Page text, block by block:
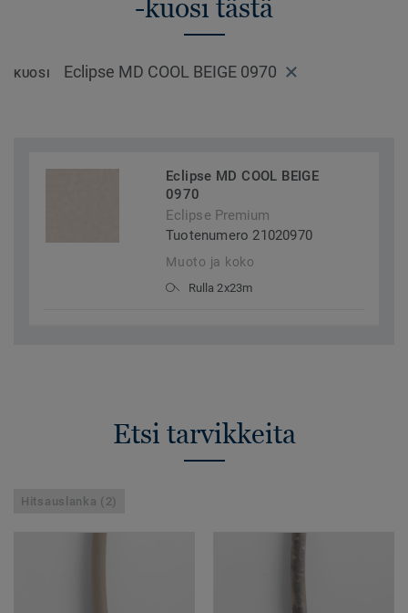
-kuosi tästä
KUOSI Eclipse MD COOL BEIGE 0970
Eclipse MD COOL BEIGE
0970
Eclipse Premium
Tuotenumero 21020970
Muoto ja koko
Rulla 2x23m
Etsi tarvikkeita
Hitsauslanka (2)